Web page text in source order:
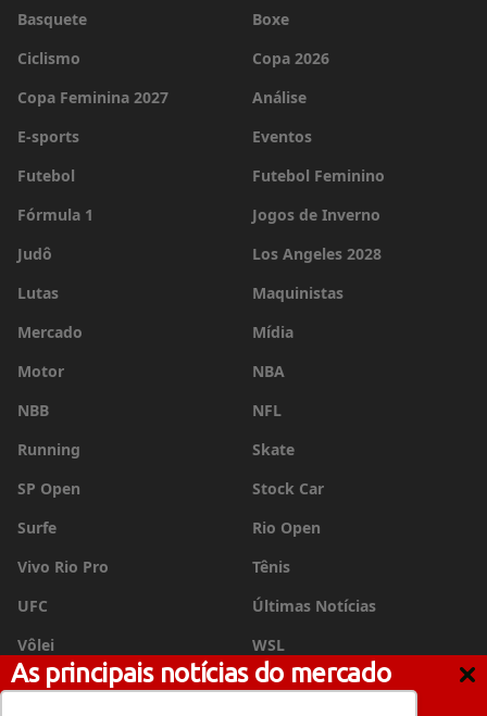
As principais notícias do mercado
Basquete
Boxe
Ciclismo
Copa 2026
Copa Feminina 2027
Análise
E-sports
Eventos
Futebol
Futebol Feminino
Fórmula 1
Jogos de Inverno
Judô
Los Angeles 2028
Lutas
Maquinistas
Mercado
Mídia
Motor
NBA
NBB
NFL
Running
Skate
SP Open
Stock Car
Surfe
Rio Open
Vivo Rio Pro
Tênis
UFC
Últimas Notícias
Vôlei
WSL